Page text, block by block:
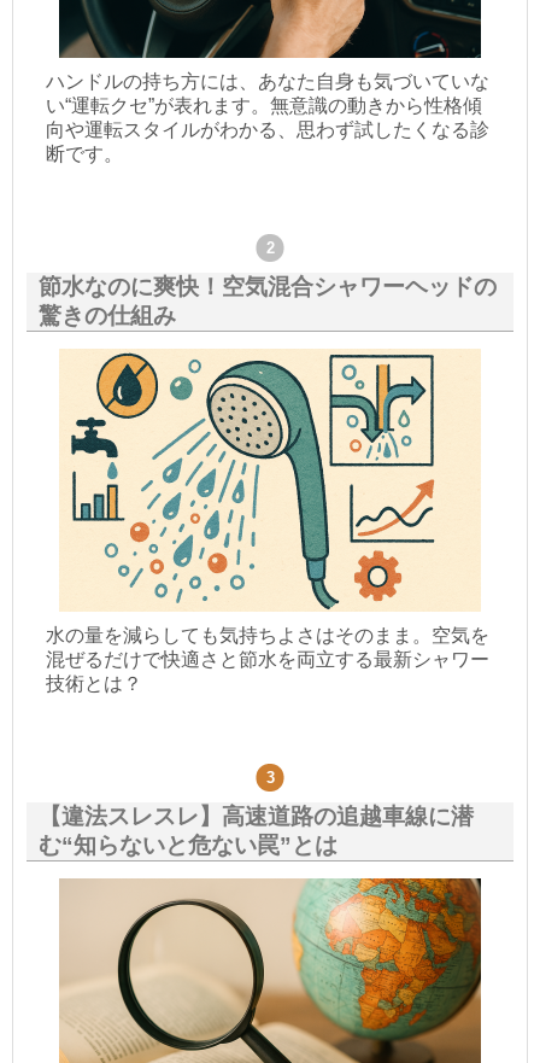
ハンドルの持ち方には、あなた自身も気づいていな
い“運転クセ”が表れます。無意識の動きから性格傾
向や運転スタイルがわかる、思わず試したくなる診
断です。
節水なのに爽快！空気混合シャワーヘッドの
驚きの仕組み
水の量を減らしても気持ちよさはそのまま。空気を
混ぜるだけで快適さと節水を両立する最新シャワー
技術とは？
【違法スレスレ】高速道路の追越車線に潜
む“知らないと危ない罠”とは